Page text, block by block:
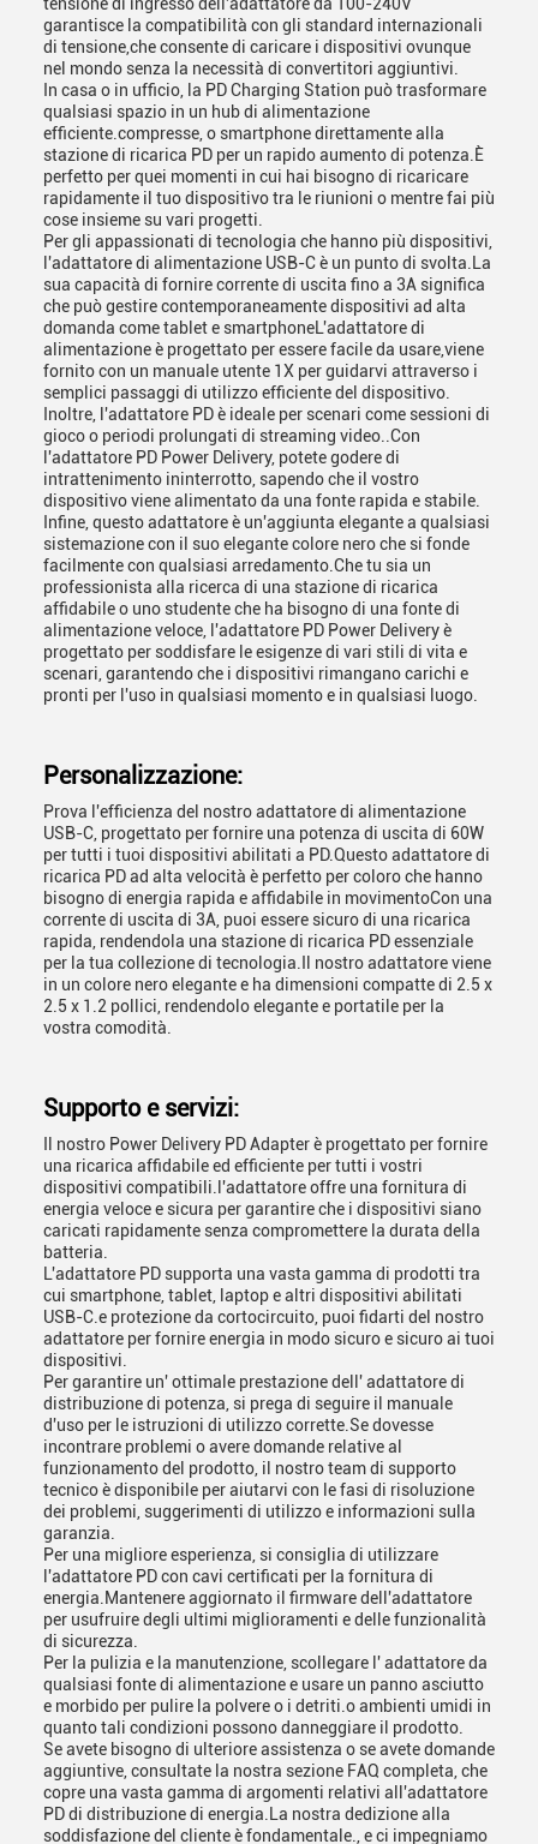
garantisce la compatibilità con gli standard internazionali
di tensione,che consente di caricare i dispositivi ovunque
nel mondo senza la necessità di convertitori aggiuntivi.
In casa o in ufficio, la PD Charging Station può trasformare
qualsiasi spazio in un hub di alimentazione
efficiente.compresse, o smartphone direttamente alla
stazione di ricarica PD per un rapido aumento di potenza.È
perfetto per quei momenti in cui hai bisogno di ricaricare
rapidamente il tuo dispositivo tra le riunioni o mentre fai più
cose insieme su vari progetti.
Per gli appassionati di tecnologia che hanno più dispositivi,
l'adattatore di alimentazione USB-C è un punto di svolta.La
sua capacità di fornire corrente di uscita fino a 3A significa
che può gestire contemporaneamente dispositivi ad alta
domanda come tablet e smartphoneL'adattatore di
alimentazione è progettato per essere facile da usare,viene
fornito con un manuale utente 1X per guidarvi attraverso i
semplici passaggi di utilizzo efficiente del dispositivo.
Inoltre, l'adattatore PD è ideale per scenari come sessioni di
gioco o periodi prolungati di streaming video..Con
l'adattatore PD Power Delivery, potete godere di
intrattenimento ininterrotto, sapendo che il vostro
dispositivo viene alimentato da una fonte rapida e stabile.
Infine, questo adattatore è un'aggiunta elegante a qualsiasi
sistemazione con il suo elegante colore nero che si fonde
facilmente con qualsiasi arredamento.Che tu sia un
professionista alla ricerca di una stazione di ricarica
affidabile o uno studente che ha bisogno di una fonte di
alimentazione veloce, l'adattatore PD Power Delivery è
progettato per soddisfare le esigenze di vari stili di vita e
scenari, garantendo che i dispositivi rimangano carichi e
pronti per l'uso in qualsiasi momento e in qualsiasi luogo.
Personalizzazione:
Prova l'efficienza del nostro adattatore di alimentazione
USB-C, progettato per fornire una potenza di uscita di 60W
per tutti i tuoi dispositivi abilitati a PD.Questo adattatore di
ricarica PD ad alta velocità è perfetto per coloro che hanno
bisogno di energia rapida e affidabile in movimentoCon una
corrente di uscita di 3A, puoi essere sicuro di una ricarica
rapida, rendendola una stazione di ricarica PD essenziale
per la tua collezione di tecnologia.Il nostro adattatore viene
in un colore nero elegante e ha dimensioni compatte di 2.5 x
2.5 x 1.2 pollici, rendendolo elegante e portatile per la
vostra comodità.
Supporto e servizi:
Il nostro Power Delivery PD Adapter è progettato per fornire
una ricarica affidabile ed efficiente per tutti i vostri
dispositivi compatibili.l'adattatore offre una fornitura di
energia veloce e sicura per garantire che i dispositivi siano
caricati rapidamente senza compromettere la durata della
batteria.
L'adattatore PD supporta una vasta gamma di prodotti tra
cui smartphone, tablet, laptop e altri dispositivi abilitati
USB-C.e protezione da cortocircuito, puoi fidarti del nostro
adattatore per fornire energia in modo sicuro e sicuro ai tuoi
dispositivi.
Per garantire un' ottimale prestazione dell' adattatore di
distribuzione di potenza, si prega di seguire il manuale
d'uso per le istruzioni di utilizzo corrette.Se dovesse
incontrare problemi o avere domande relative al
funzionamento del prodotto, il nostro team di supporto
tecnico è disponibile per aiutarvi con le fasi di risoluzione
dei problemi, suggerimenti di utilizzo e informazioni sulla
garanzia.
Per una migliore esperienza, si consiglia di utilizzare
l'adattatore PD con cavi certificati per la fornitura di
energia.Mantenere aggiornato il firmware dell'adattatore
per usufruire degli ultimi miglioramenti e delle funzionalità
di sicurezza.
Per la pulizia e la manutenzione, scollegare l' adattatore da
qualsiasi fonte di alimentazione e usare un panno asciutto
e morbido per pulire la polvere o i detriti.o ambienti umidi in
quanto tali condizioni possono danneggiare il prodotto.
Se avete bisogno di ulteriore assistenza o se avete domande
aggiuntive, consultate la nostra sezione FAQ completa, che
copre una vasta gamma di argomenti relativi all'adattatore
PD di distribuzione di energia.La nostra dedizione alla
soddisfazione del cliente è fondamentale., e ci impegniamo